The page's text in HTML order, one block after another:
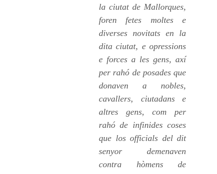
la ciutat de Mallorques,
foren fetes moltes e
diverses novitats en la
dita ciutat, e opressions
e forces a les gens, axí
per rahó de posades que
donaven a nobles,
cavallers, ciutadans e
altres gens, com per
rahó de infinides coses
que los officials del dit
senyor demenaven
contra hòmens de